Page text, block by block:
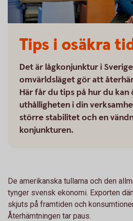
Tips i osäkra
Det är lågkonjunktur i
omvärldsläget gör att
Här får du tips på hur du kan
uthålligheten i din
större stabilitet och en
konjunkturen.
De amerikanska tullarna och den
tynger svensk ekonomi. Exporten
skjuts på framtiden och
Återhämtningen tar paus.